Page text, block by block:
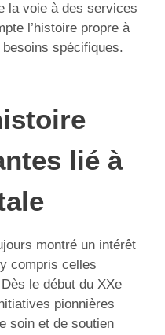
la voie à des services
l’histoire propre à
spécifiques.
lié à
montré un intérêt
compris celles
le début du XXe
pionnières
soin et de soutien